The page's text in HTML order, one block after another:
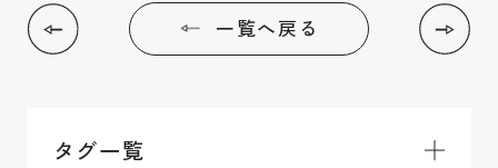
一覧へ戻る
タグ一覧